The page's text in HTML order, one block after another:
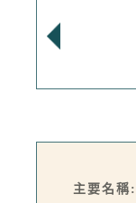
主要名稱: